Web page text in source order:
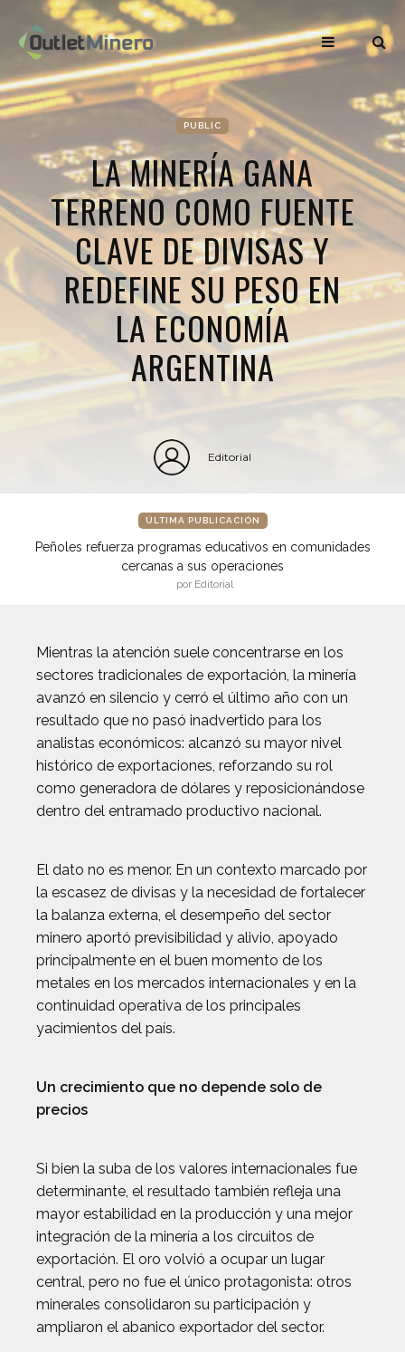
PUBLIC
LA MINERÍA GANA
TERRENO COMO FUENTE
CLAVE DE DIVISAS Y
REDEFINE SU PESO EN
LA ECONOMÍA
ARGENTINA
Editorial
ÚLTIMA PUBLICACIÓN
Peñoles refuerza programas educativos en comunidades
cercanas a sus operaciones
por Editorial
Mientras la atención suele concentrarse en los
sectores tradicionales de exportación, la minería
avanzó en silencio y cerró el último año con un
resultado que no pasó inadvertido para los
analistas económicos: alcanzó su mayor nivel
histórico de exportaciones, reforzando su rol
como generadora de dólares y reposicionándose
dentro del entramado productivo nacional.
El dato no es menor. En un contexto marcado por
la escasez de divisas y la necesidad de fortalecer
la balanza externa, el desempeño del sector
minero aportó previsibilidad y alivio, apoyado
principalmente en el buen momento de los
metales en los mercados internacionales y en la
continuidad operativa de los principales
yacimientos del país.
Un crecimiento que no depende solo de
precios
Si bien la suba de los valores internacionales fue
determinante, el resultado también refleja una
mayor estabilidad en la producción y una mejor
integración de la minería a los circuitos de
exportación. El oro volvió a ocupar un lugar
central, pero no fue el único protagonista: otros
minerales consolidaron su participación y
ampliaron el abanico exportador del sector.